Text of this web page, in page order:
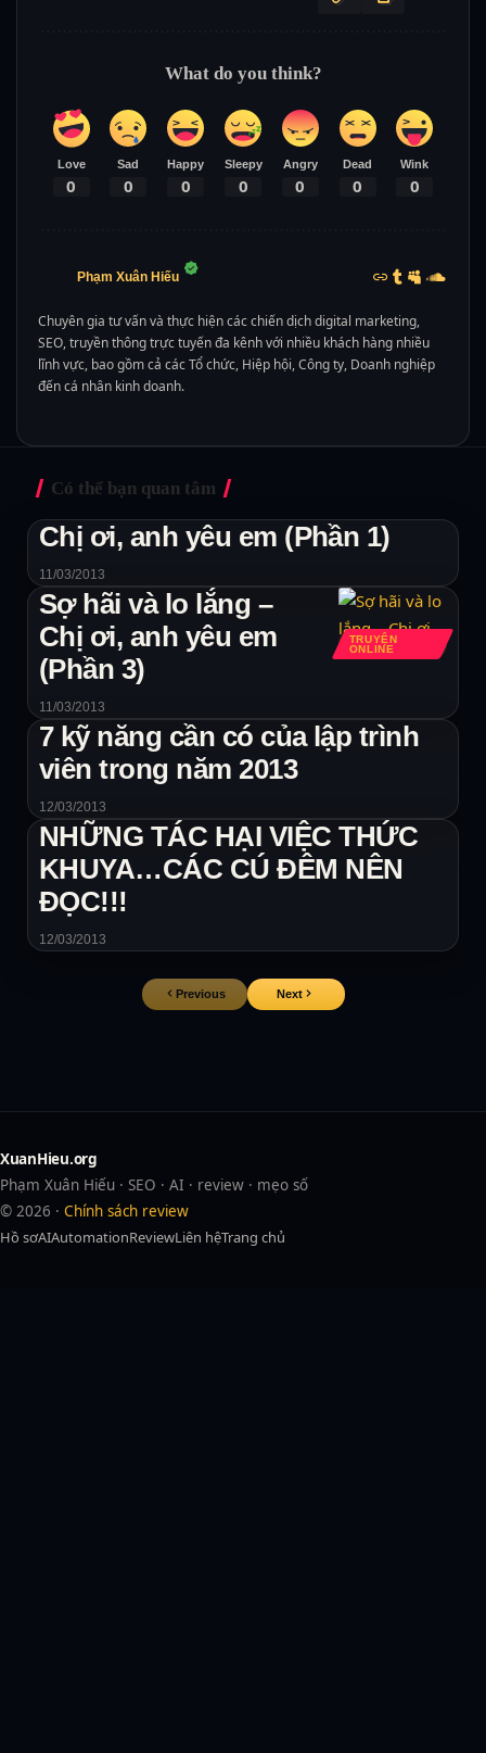
What do you think?
Love
0
Sad
0
Happy
0
Sleepy
0
Angry
0
Dead
0
Wink
0
Phạm Xuân Hiếu
Chuyên gia tư vấn và thực hiện các chiến dịch digital marketing,
SEO, truyền thông trực tuyến đa kênh với nhiều khách hàng nhiều
lĩnh vực, bao gồm cả các Tổ chức, Hiệp hội, Công ty, Doanh nghiệp
đến cá nhân kinh doanh.
Có thể bạn quan tâm
Chị ơi, anh yêu em (Phần 1)
11/03/2013
TRUYỆN
ONLINE
Sợ hãi và lo lắng –
Chị ơi, anh yêu em
(Phần 3)
11/03/2013
7 kỹ năng cần có của lập trình
viên trong năm 2013
12/03/2013
NHỮNG TÁC HẠI VIỆC THỨC
KHUYA…CÁC CÚ ĐÊM NÊN
ĐỌC!!!
12/03/2013
Previous Next
XuanHieu.org
Phạm Xuân Hiếu · SEO · AI · review · mẹo số
© 2026 · Chính sách review
Hồ sơAIAutomationReviewLiên hệTrang chủ